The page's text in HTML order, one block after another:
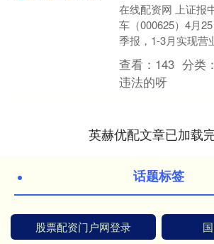
在线配资网 上证报
车（000625）4月
季报，1-3月实现营
同比减少7.73%；
查看： 143 分类
违法的呀
英赫优配文章已加载
话题标签
股票配资门户网登录